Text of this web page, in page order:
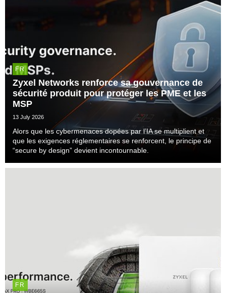
FR
Zyxel Networks renforce sa gouvernance de
sécurité produit pour protéger les PME et les
MSP
13 July 2026
Alors que les cybermenaces dopées par l’IA se multiplient et
que les exigences réglementaires se renforcent, le principe de
“secure by design” devient incontournable.
FR